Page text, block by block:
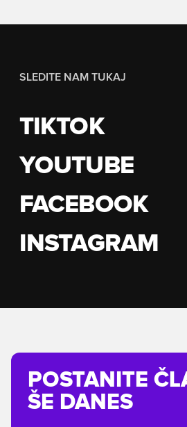
SLEDITE NAM TUKAJ
TIKTOK
YOUTUBE
FACEBOOK
INSTAGRAM
POSTANITE
ŠE DANES